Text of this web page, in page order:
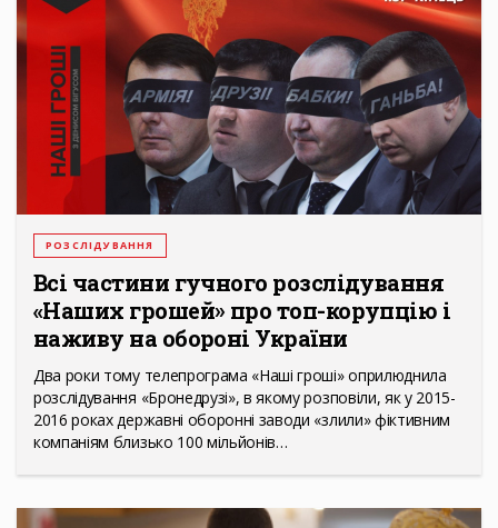
РОЗСЛІДУВАННЯ
Всі частини гучного розслідування
«Наших грошей» про топ-корупцію і
наживу на обороні України
Два роки тому телепрограма «Наші гроші» оприлюднила
розслідування «Бронедрузі», в якому розповіли, як у 2015-
2016 роках державні оборонні заводи «злили» фіктивним
компаніям близько 100 мільйонів…